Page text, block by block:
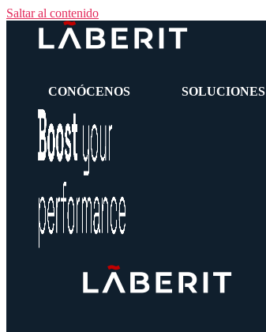
Saltar al contenido
CONÓCENOS SOLUCIONES